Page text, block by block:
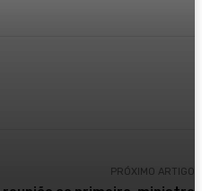
PRÓXIMO ARTIGO